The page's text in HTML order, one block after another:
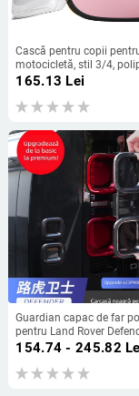
Cască pentru copii
motocicletă, stil 3/4,
pentru toate anotimpurile
165.13 Lei
Guardian capac de far
pentru Land Rover
carcasă a farului, fără
154.74 - 245.82